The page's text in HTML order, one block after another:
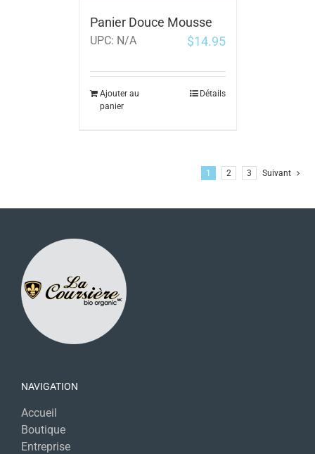
Panier Douce Mousse
UPC: N/A $14.95
Ajouter au
panier
Détails
1 2 3 Suivant
NAVIGATION
Accueil
Boutique
Entreprise